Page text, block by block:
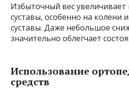
Избыточный вес увеличивает
суставы, особенно на колени
суставы. Даже небольшое
значительно облегчает
Использование
средств